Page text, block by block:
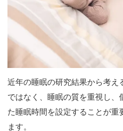
近年の睡眠の研究結果から考え
ではなく、睡眠の質を重視し
た睡眠時間を設定することが重
ます。